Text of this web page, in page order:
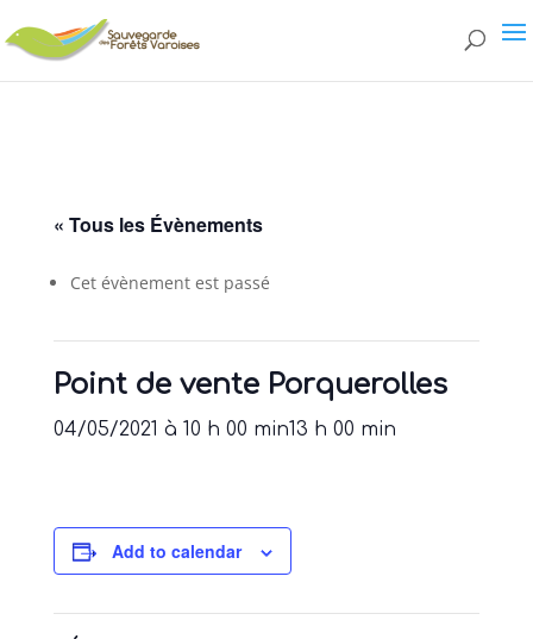
« Tous les Évènements
Cet évènement est passé
Point de vente Porquerolles
04/05/2021 à 10 h 00 min13 h 00 min
Add to calendar